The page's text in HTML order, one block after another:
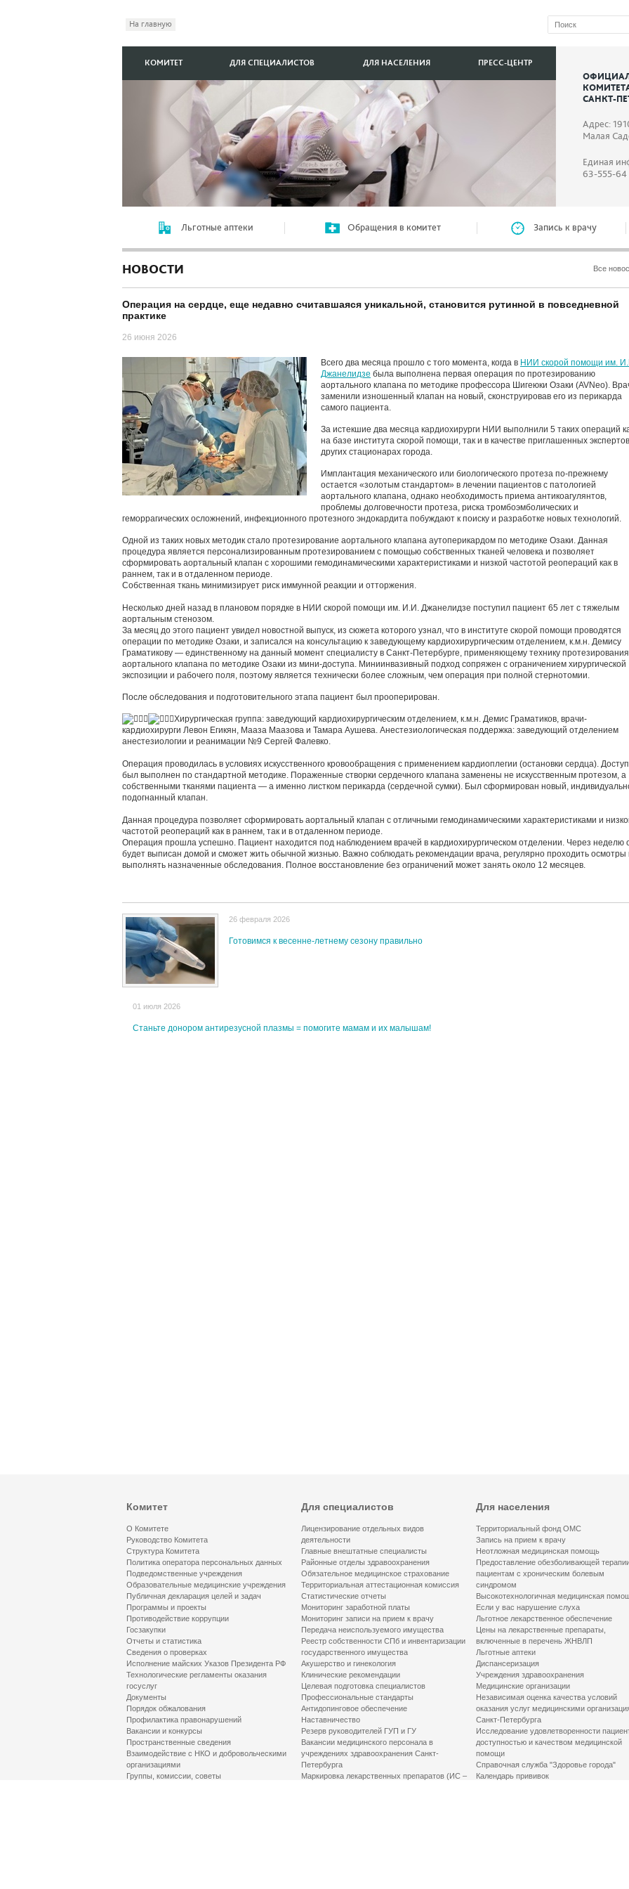
На главную
САНКТ-
Адрес:
Малая
Единая
63-555-64
КОМИТЕТ ДЛЯ СПЕЦИАЛИСТОВ ДЛЯ НАСЕЛЕНИЯ ПРЕСС-ЦЕНТР
Льготные аптеки Обращения в комитет Запись к врачу
НОВОСТИ Все
Операция на сердце, еще недавно считавшаяся уникальной, становится рутинной в повседневной
практике
26 июня 2026
Всего два месяца прошло с того момента, когда в НИИ скорой помощи им.
Джанелидзе была выполнена первая операция по протезированию
аортального клапана по методике профессора Шигеюки Озаки (AVNeo).
заменили изношенный клапан на новый, сконструировав его из перикарда
самого пациента.
За истекшие два месяца кардиохирурги НИИ выполнили 5 таких операций
на базе института скорой помощи, так и в качестве приглашенных
других стационарах города.
Имплантация механического или биологического протеза по-прежнему
остается «золотым стандартом» в лечении пациентов с патологией
аортального клапана, однако необходимость приема антикоагулянтов,
проблемы долговечности протеза, риска тромбоэмболических и
геморрагических осложнений, инфекционного протезного эндокардита побуждают к поиску и разработке новых технологий.
Одной из таких новых методик стало протезирование аортального клапана аутоперикардом по методике Озаки. Данная
процедура является персонализированным протезированием с помощью собственных тканей человека и позволяет
сформировать аортальный клапан с хорошими гемодинамическими характеристиками и низкой частотой реопераций как в
раннем, так и в отдаленном периоде.
Собственная ткань минимизирует риск иммунной реакции и отторжения.
Несколько дней назад в плановом порядке в НИИ скорой помощи им. И.И. Джанелидзе поступил пациент 65 лет с тяжелым
аортальным стенозом.
За месяц до этого пациент увидел новостной выпуск, из сюжета которого узнал, что в институте скорой помощи проводятся
операции по методике Озаки, и записался на консультацию к заведующему кардиохирургическим отделением, к.м.н. Демису
Граматикову — единственному на данный момент специалисту в Санкт-Петербурге, применяющему технику протезирования
аортального клапана по методике Озаки из мини-доступа. Миниинвазивный подход сопряжен с ограничением хирургической
экспозиции и рабочего поля, поэтому является технически более сложным, чем операция при полной стернотомии.
После обследования и подготовительного этапа пациент был прооперирован.
Хирургическая группа: заведующий кардиохирургическим отделением, к.м.н. Демис Граматиков, врачи-
кардиохирурги Левон Егикян, Мааза Маазова и Тамара Аушева. Анестезиологическая поддержка: заведующий отделением
анестезиологии и реанимации №9 Сергей Фалевко.
Операция проводилась в условиях искусственного кровообращения с применением кардиоплегии (остановки сердца). Доступ
был выполнен по стандартной методике. Пораженные створки сердечного клапана заменены не искусственным протезом, а
собственными тканями пациента — а именно листком перикарда (сердечной сумки). Был сформирован новый,
подогнанный клапан.
Данная процедура позволяет сформировать аортальный клапан с отличными гемодинамическими характеристиками и
частотой реопераций как в раннем, так и в отдаленном периоде.
Операция прошла успешно. Пациент находится под наблюдением врачей в кардиохирургическом отделении. Через неделю
будет выписан домой и сможет жить обычной жизнью. Важно соблюдать рекомендации врача, регулярно проходить осмотры
выполнять назначенные обследования. Полное восстановление без ограничений может занять около 12 месяцев.
26 февраля 2026
Готовимся к весенне-летнему сезону правильно
01 июля 2026
Станьте донором антирезусной плазмы = помогите мамам и их малышам!
Комитет
О Комитете
Руководство Комитета
Структура Комитета
Политика оператора персональных данных
Подведомственные учреждения
Образовательные медицинские учреждения
Публичная декларация целей и задач
Программы и проекты
Противодействие коррупции
Госзакупки
Отчеты и статистика
Сведения о проверках
Исполнение майских Указов Президента РФ
Технологические регламенты оказания
госуслуг
Документы
Порядок обжалования
Профилактика правонарушений
Вакансии и конкурсы
Пространственные сведения
Взаимодействие с НКО и добровольческими
организациями
Группы, комиссии, советы
Для специалистов
Лицензирование отдельных видов
деятельности
Главные внештатные специалисты
Районные отделы здравоохранения
Обязательное медицинское страхование
Территориальная аттестационная комиссия
Статистические отчеты
Мониторинг заработной платы
Мониторинг записи на прием к врачу
Передача неиспользуемого имущества
Реестр собственности СПб и инвентаризации
государственного имущества
Акушерство и гинекология
Клинические рекомендации
Целевая подготовка специалистов
Профессиональные стандарты
Антидопинговое обеспечение
Наставничество
Резерв руководителей ГУП и ГУ
Вакансии медицинского персонала в
учреждениях здравоохранения Санкт-
Петербурга
Маркировка лекарственных препаратов (ИС –
Для населения
Территориальный фонд ОМС
Запись на прием к врачу
Неотложная медицинская помощь
Предоставление обезболивающей
пациентам с хроническим болевым
синдромом
Высокотехнологичная медицинская
Если у вас нарушение слуха
Льготное лекарственное обеспечение
Цены на лекарственные препараты,
включенные в перечень ЖНВЛП
Льготные аптеки
Диспансеризация
Учреждения здравоохранения
Медицинские организации
Независимая оценка качества условий
оказания услуг медицинскими
Санкт-Петербурга
Исследование удовлетворенности
доступностью и качеством медицинской
помощи
Справочная служба "Здоровье города"
Календарь прививок